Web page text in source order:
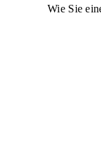
Wie Sie